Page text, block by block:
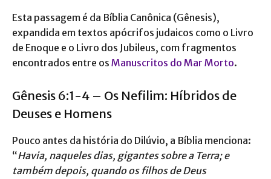
Esta passagem é da Bíblia Canônica (Gênesis),
expandida em textos apócrifos judaicos como o Livro
de Enoque e o Livro dos Jubileus, com fragmentos
encontrados entre os Manuscritos do Mar Morto.
Gênesis 6:1-4 – Os Nefilim: Híbridos de
Deuses e Homens
Pouco antes da história do Dilúvio, a Bíblia menciona:
“Havia, naqueles dias, gigantes sobre a Terra; e
também depois, quando os filhos de Deus